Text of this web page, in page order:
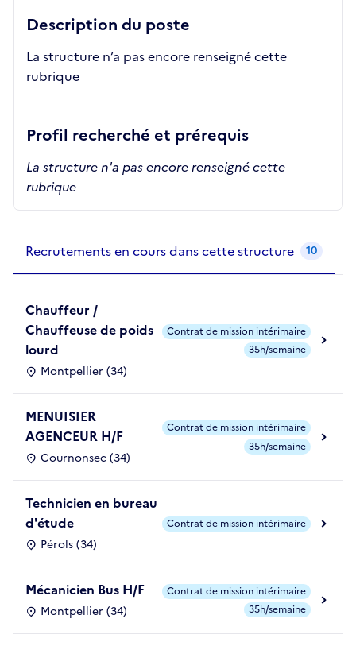
Description du poste
La structure n’a pas encore renseigné cette
rubrique
Profil recherché et prérequis
La structure n'a pas encore renseigné cette
rubrique
Recrutements en cours dans cette structure 10
Chauffeur /
Chauffeuse de poids
lourd
Montpellier (34)
Contrat de mission intérimaire
35h/semaine
MENUISIER
AGENCEUR H/F
Cournonsec (34)
Contrat de mission intérimaire
35h/semaine
Technicien en bureau
d'étude
Pérols (34)
Contrat de mission intérimaire
Mécanicien Bus H/F
Montpellier (34)
Contrat de mission intérimaire
35h/semaine